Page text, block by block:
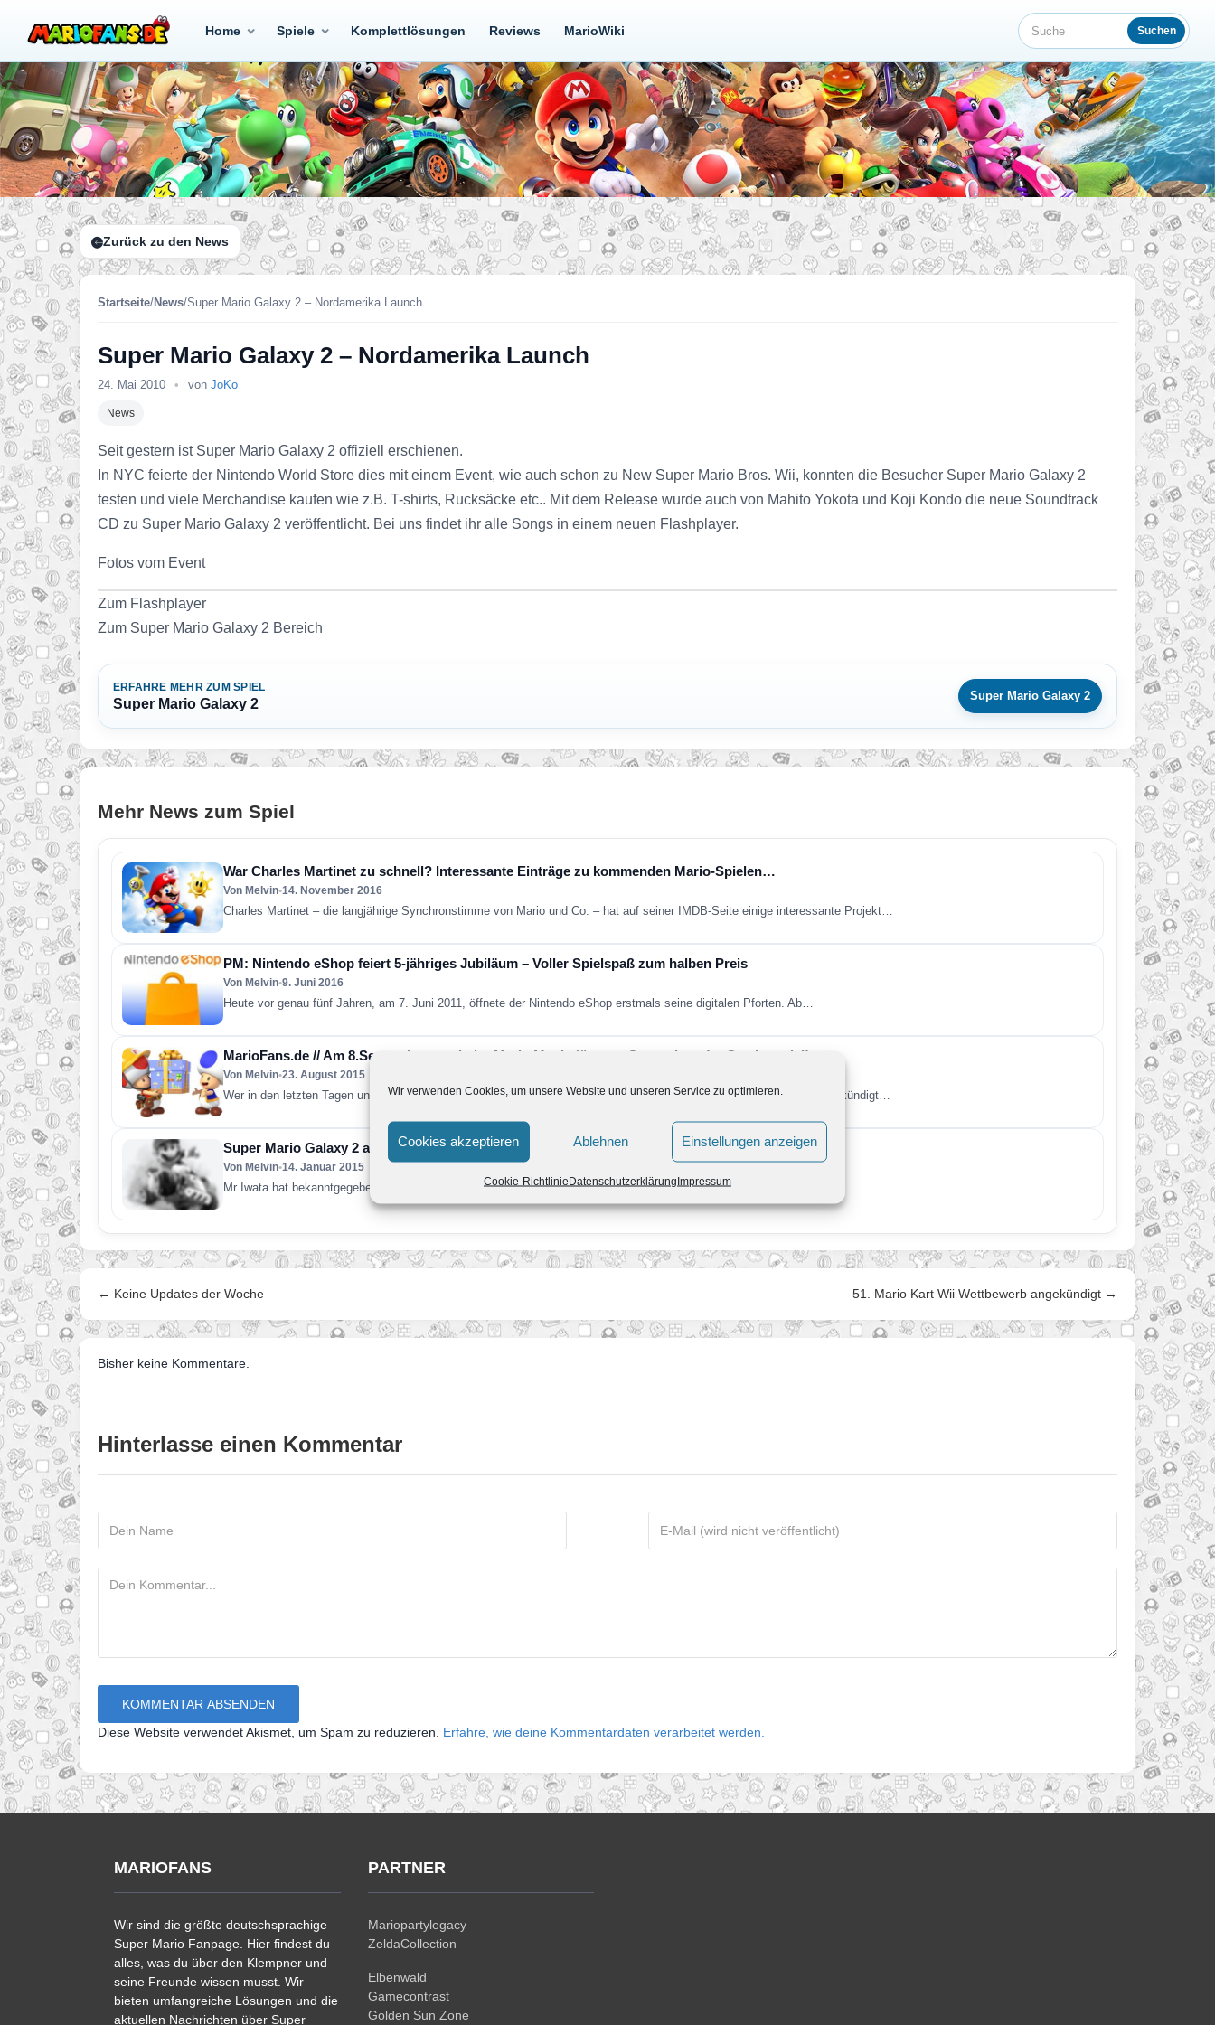
Wir verwenden Cookies, um unsere Website und unseren Service zu optimieren.
Cookies akzeptieren Ablehnen Einstellungen anzeigen
Cookie-RichtlinieDatenschutzerklärungImpressum
Home Spiele Komplettlösungen Reviews MarioWiki Suche Suchen
Zurück zu den News
Startseite/News/Super Mario Galaxy 2 – Nordamerika Launch
Super Mario Galaxy 2 – Nordamerika Launch
24. Mai 2010 • von JoKo
News
Seit gestern ist Super Mario Galaxy 2 offiziell erschienen.
In NYC feierte der Nintendo World Store dies mit einem Event, wie auch schon zu New Super Mario Bros. Wii, konnten die Besucher Super Mario Galaxy 2
testen und viele Merchandise kaufen wie z.B. T-shirts, Rucksäcke etc.. Mit dem Release wurde auch von Mahito Yokota und Koji Kondo die neue Soundtrack
CD zu Super Mario Galaxy 2 veröffentlicht. Bei uns findet ihr alle Songs in einem neuen Flashplayer.
Fotos vom Event
Zum Flashplayer
Zum Super Mario Galaxy 2 Bereich
ERFAHRE MEHR ZUM SPIEL
Super Mario Galaxy 2
Super Mario Galaxy 2
Mehr News zum Spiel
War Charles Martinet zu schnell? Interessante Einträge zu kommenden Mario-Spielen…
Von Melvin•14. November 2016
Charles Martinet – die langjährige Synchronstimme von Mario und Co. – hat auf seiner IMDB-Seite einige interessante Projekt…
PM: Nintendo eShop feiert 5-jähriges Jubiläum – Voller Spielspaß zum halben Preis
Von Melvin•9. Juni 2016
Heute vor genau fünf Jahren, am 7. Juni 2011, öffnete der Nintendo eShop erstmals seine digitalen Pforten. Ab…
MarioFans.de // Am 8.September erscheint Mario Music für euer Smartphone! + Gewinnspiel!
Von Melvin•23. August 2015
Wer in den letzten Tagen unsere Facebook-Seite verfolgt hat wird gemerkt haben dass wir unser neusten Projekt angekündigt…
Super Mario Galaxy 2 als Download für Wii U verfügbar.
Von Melvin•14. Januar 2015
Mr Iwata hat bekanntgegeben dass es ausgewählte Wii Titel bald als Download für Wii U geben wird. Den…
← Keine Updates der Woche 51. Mario Kart Wii Wettbewerb angekündigt →
Bisher keine Kommentare.
Hinterlasse einen Kommentar
Diese Website verwendet Akismet, um Spam zu reduzieren. Erfahre, wie deine Kommentardaten verarbeitet werden.
MARIOFANS
Wir sind die größte deutschsprachige
Super Mario Fanpage. Hier findest du
alles, was du über den Klempner und
seine Freunde wissen musst. Wir
bieten umfangreiche Lösungen und die
aktuellen Nachrichten über Super
PARTNER
Mariopartylegacy
ZeldaCollection
Elbenwald
Gamecontrast
Golden Sun Zone